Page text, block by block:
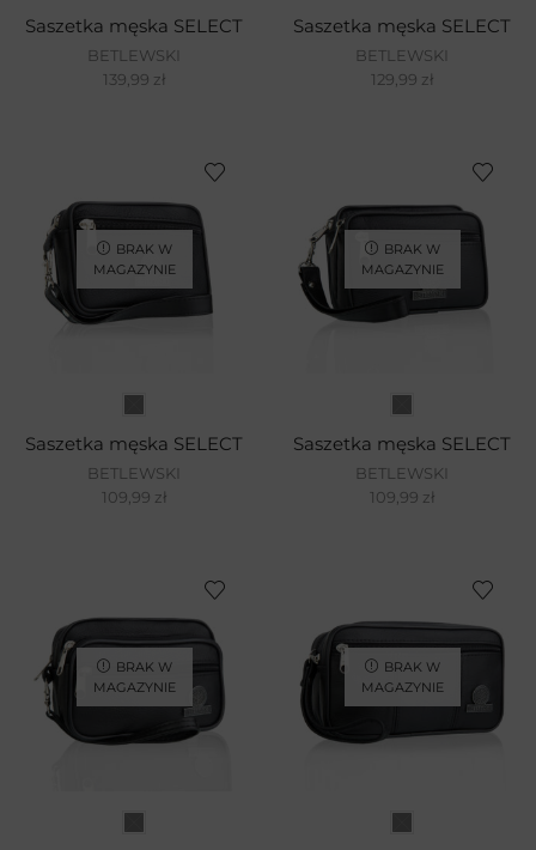
Saszetka męska SELECT
BETLEWSKI
139,99 zł
Saszetka męska SELECT
BETLEWSKI
129,99 zł
BRAK W
MAGAZYNIE
Saszetka męska SELECT
BETLEWSKI
109,99 zł
BRAK W
MAGAZYNIE
Saszetka męska SELECT
BETLEWSKI
109,99 zł
BRAK W
MAGAZYNIE
BRAK W
MAGAZYNIE